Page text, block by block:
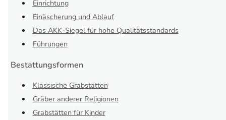
Einrichtung
Einäscherung und Ablauf
Das AKK-Siegel für hohe Qualitätsstandards
Führungen
Bestattungsformen
Klassische Grabstätten
Gräber anderer Religionen
Grabstätten für Kinder